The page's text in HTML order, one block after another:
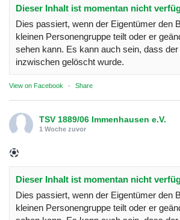
Dieser Inhalt ist momentan nicht
Dies passiert, wenn der Eigentümer den
kleinen Personengruppe teilt oder er
sehen kann. Es kann auch sein, dass
inzwischen gelöscht wurde.
View on Facebook · Share
TSV 1889/06 Immenhausen e.V.
1 Woche zuvor
Dieser Inhalt ist momentan nicht
Dies passiert, wenn der Eigentümer den
kleinen Personengruppe teilt oder er